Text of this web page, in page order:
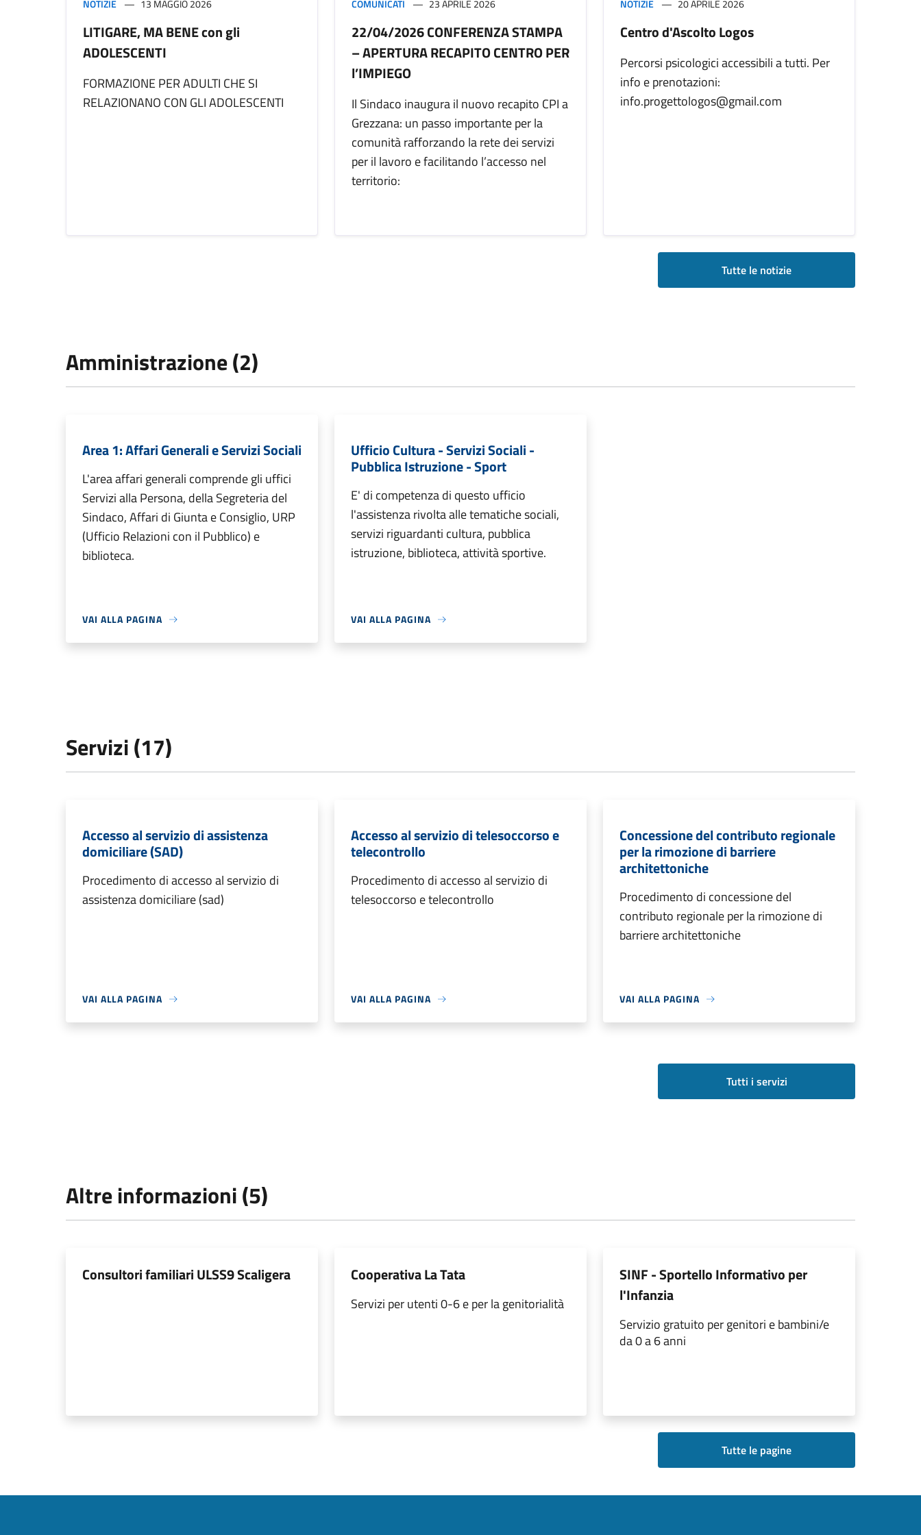
NOTIZIE 13 MAGGIO 2026
LITIGARE, MA BENE con gli
ADOLESCENTI
FORMAZIONE PER ADULTI CHE SI
RELAZIONANO CON GLI ADOLESCENTI
COMUNICATI 23 APRILE 2026
22/04/2026 CONFERENZA STAMPA
– APERTURA RECAPITO CENTRO PER
l’IMPIEGO
Il Sindaco inaugura il nuovo recapito CPI a
Grezzana: un passo importante per la
comunità rafforzando la rete dei servizi
per il lavoro e facilitando l’accesso nel
territorio:
NOTIZIE 20 APRILE 2026
Centro d'Ascolto Logos
Percorsi psicologici accessibili a tutti. Per
info e prenotazioni:
info.progettologos@gmail.com
Tutte le notizie
Amministrazione (2)
Area 1: Affari Generali e Servizi Sociali
L'area affari generali comprende gli uffici
Servizi alla Persona, della Segreteria del
Sindaco, Affari di Giunta e Consiglio, URP
(Ufficio Relazioni con il Pubblico) e
biblioteca.
VAI ALLA PAGINA
Ufficio Cultura - Servizi Sociali -
Pubblica Istruzione - Sport
E' di competenza di questo ufficio
l'assistenza rivolta alle tematiche sociali,
servizi riguardanti cultura, pubblica
istruzione, biblioteca, attività sportive.
VAI ALLA PAGINA
Servizi (17)
Accesso al servizio di assistenza
domiciliare (SAD)
Procedimento di accesso al servizio di
assistenza domiciliare (sad)
VAI ALLA PAGINA
Accesso al servizio di telesoccorso e
telecontrollo
Procedimento di accesso al servizio di
telesoccorso e telecontrollo
VAI ALLA PAGINA
Concessione del contributo regionale
per la rimozione di barriere
architettoniche
Procedimento di concessione del
contributo regionale per la rimozione di
barriere architettoniche
VAI ALLA PAGINA
Tutti i servizi
Altre informazioni (5)
Consultori familiari ULSS9 Scaligera Cooperativa La Tata
Servizi per utenti 0-6 e per la genitorialità
SINF - Sportello Informativo per
l'Infanzia
Servizio gratuito per genitori e bambini/e
da 0 a 6 anni
Tutte le pagine